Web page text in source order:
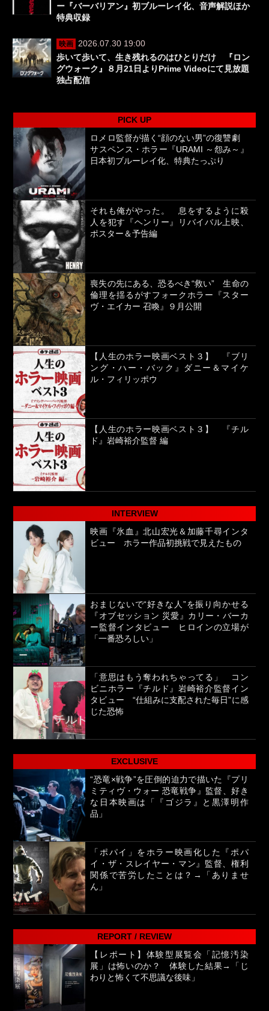
ー『バーバリアン』初ブルーレイ化、音声解説ほか
特典収録
映画
2026.07.30 19:00
歩いて歩いて、生き残れるのはひとりだけ 『ロン
グウォーク』８月21日よりPrime Videoにて見放題
独占配信
PICK UP
ロメロ監督が描く“顔のない男”の復讐劇
サスペンス・ホラー『URAMI ～怨み～』
日本初ブルーレイ化、特典たっぷり
それも俺がやった。 息をするように殺
人を犯す『ヘンリー』リバイバル上映、
ポスター＆予告編
喪失の先にある、恐るべき“救い” 生命の
倫理を揺るがすフォークホラー『スター
ヴ・エイカー 召喚』９月公開
【人生のホラー映画ベスト３】 『ブリ
ング・ハー・バック』ダニー＆マイケ
ル・フィリッポウ
【人生のホラー映画ベスト３】 『チル
ド』岩崎裕介監督 編
INTERVIEW
映画『氷血』北山宏光＆加藤千尋インタ
ビュー ホラー作品初挑戦で見えたもの
おまじないで“好きな人”を振り向かせる
『オブセッション 災愛』カリー・バーカ
ー監督インタビュー ヒロインの立場が
「一番恐ろしい」
「意思はもう奪われちゃってる」 コン
ビニホラー『チルド』岩崎裕介監督イン
タビュー “仕組みに支配された毎日”に感
じた恐怖
EXCLUSIVE
“恐竜×戦争”を圧倒的迫力で描いた『プリ
ミティヴ・ウォー 恐竜戦争』監督、好き
な日本映画は「『ゴジラ』と黒澤明作
品」
「ポパイ」をホラー映画化した『ポパ
イ・ザ・スレイヤー・マン』監督、権利
関係で苦労したことは？→「ありませ
ん」
REPORT / REVIEW
【レポート】体験型展覧会「記憶汚染
展」は怖いのか？ 体験した結果→「じ
わりと怖くて不思議な後味」